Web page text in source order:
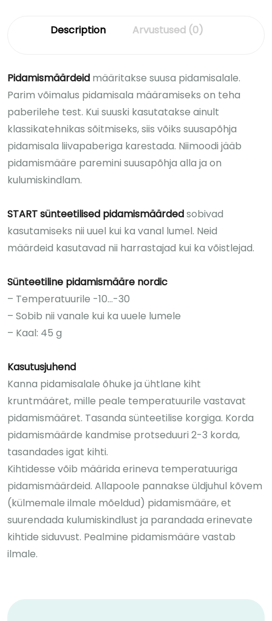
Description Arvustused (0)
Pidamismäärdeid määritakse suusa pidamisalale.
Parim võimalus pidamisala määramiseks on teha
paberilehe test. Kui suuski kasutatakse ainult
klassikatehnikas sõitmiseks, siis võiks suusapõhja
pidamisala liivapaberiga karestada. Niimoodi jääb
pidamismääre paremini suusapõhja alla ja on
kulumiskindlam.
START sünteetilised pidamismäärdedsobivad
kasutamiseks nii uuel kui ka vanal lumel. Neid
määrdeid kasutavad nii harrastajad kui ka võistlejad.
Sünteetiline pidamismääre nordic
– Temperatuurile -10…-30
– Sobib nii vanale kui ka uuele lumele
– Kaal: 45 g
Kasutusjuhend
Kanna pidamisalale õhuke ja ühtlane kiht
kruntmääret, mille peale temperatuurile vastavat
pidamismääret. Tasanda sünteetilise korgiga. Korda
pidamismäärde kandmise protseduuri 2-3 korda,
tasandades igat kihti.
Kihtidesse võib määrida erineva temperatuuriga
pidamismäärdeid. Allapoole pannakse üldjuhul kõvem
(külmemale ilmale mõeldud) pidamismääre, et
suurendada kulumiskindlust ja parandada erinevate
kihtide siduvust. Pealmine pidamismääre vastab
ilmale.